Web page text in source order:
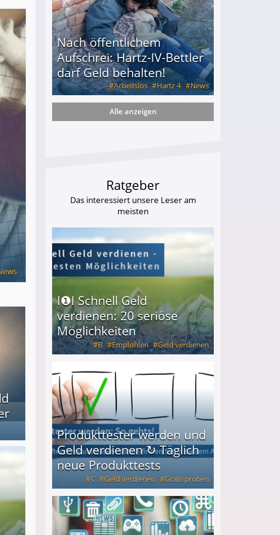
Nach öffentlichem
Aufschrei: Hartz-IV-Bettler
darf Geld behalten!
Arbeitslos Hartz 4 News
IV-Bettler darf Geld behalten!
Alle anzeigen
Ratgeber
Das interessiert unsere Leser am
meisten
I❶I Schnell Geld
verdienen: 20 seriöse
Möglichkeiten
B Empfohlen Geld verdienen
Möglichkeiten
Produkttester werden und
Geld verdienen ↻ Täglich
neue Produkttests
C Geld verdienen Gratisproben
verdienen ↻ Täglich neue Produkttests